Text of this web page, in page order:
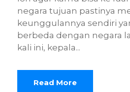
negara tujuan pastinya
keunggulannya sendiri
berbeda dengan negara
kali ini, kepala...
Read More